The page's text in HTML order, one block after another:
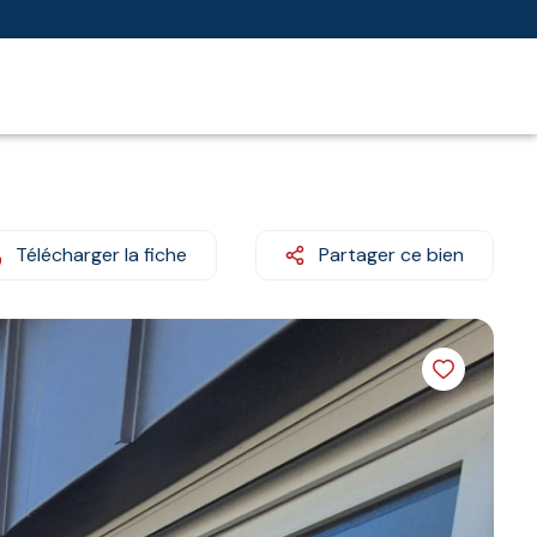
Télécharger la fiche Partager ce bien